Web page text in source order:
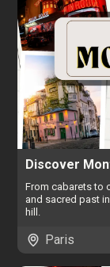
Discover
From cabarets to
and sacred past
hill.
Paris